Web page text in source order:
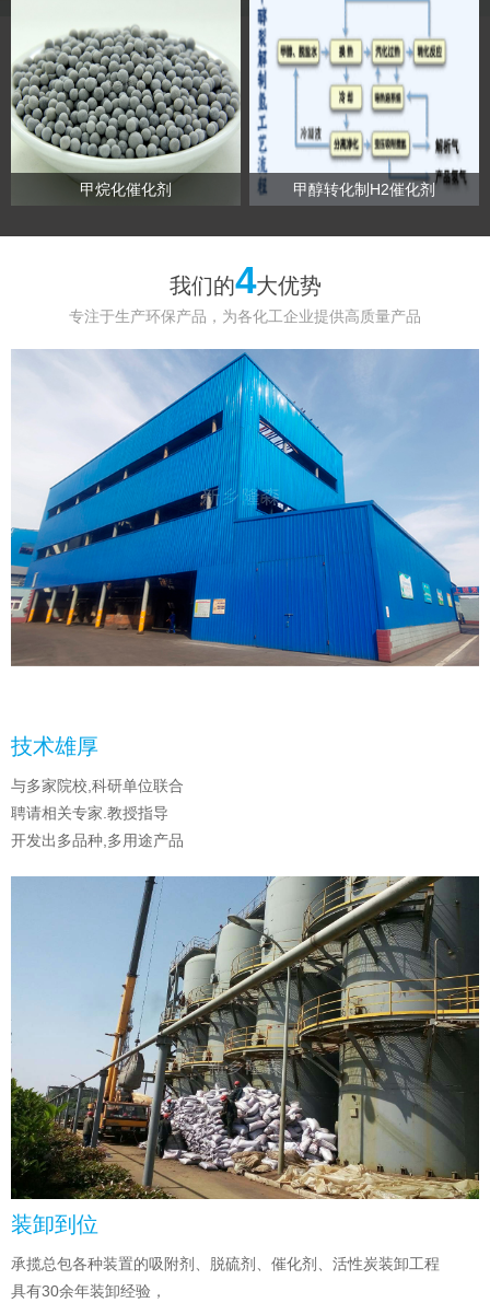
甲烷化催化剂 甲醇转化制H2催化剂
我们的4大优势
专注于生产环保产品，为各化工企业提供高质量产品
技术雄厚
与多家院校,科研单位联合
聘请相关专家.教授指导
开发出多品种,多用途产品
装卸到位
承揽总包各种装置的吸附剂、脱硫剂、催化剂、活性炭装卸工程
具有30余年装卸经验，